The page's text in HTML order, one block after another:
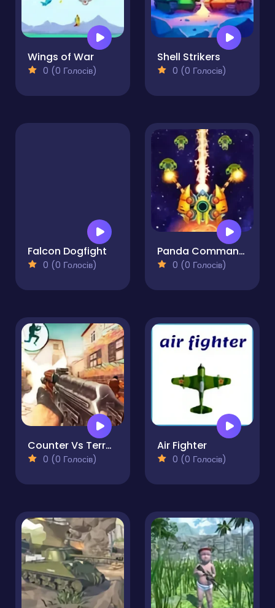
Wings of War
0 (0 Голосів)
Shell Strikers
0 (0 Голосів)
Falcon Dogfight
0 (0 Голосів)
Panda Commander Air Combat
0 (0 Голосів)
Counter Vs Terrorist Strike
0 (0 Голосів)
Air Fighter
0 (0 Голосів)